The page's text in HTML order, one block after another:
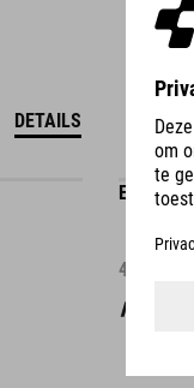
DETAILS
4.95